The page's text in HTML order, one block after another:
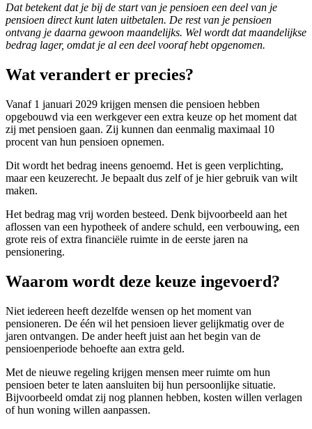
Dat betekent dat je bij de start van je pensioen een deel van je
pensioen direct kunt laten uitbetalen. De rest van je pensioen
ontvang je daarna gewoon maandelijks. Wel wordt dat maandelijkse
bedrag lager, omdat je al een deel vooraf hebt opgenomen.
Wat verandert er precies?
Vanaf 1 januari 2029 krijgen mensen die pensioen hebben
opgebouwd via een werkgever een extra keuze op het moment dat
zij met pensioen gaan. Zij kunnen dan eenmalig maximaal 10
procent van hun pensioen opnemen.
Dit wordt het bedrag ineens genoemd. Het is geen verplichting,
maar een keuzerecht. Je bepaalt dus zelf of je hier gebruik van wilt
maken.
Het bedrag mag vrij worden besteed. Denk bijvoorbeeld aan het
aflossen van een hypotheek of andere schuld, een verbouwing, een
grote reis of extra financiële ruimte in de eerste jaren na
pensionering.
Waarom wordt deze keuze ingevoerd?
Niet iedereen heeft dezelfde wensen op het moment van
pensioneren. De één wil het pensioen liever gelijkmatig over de
jaren ontvangen. De ander heeft juist aan het begin van de
pensioenperiode behoefte aan extra geld.
Met de nieuwe regeling krijgen mensen meer ruimte om hun
pensioen beter te laten aansluiten bij hun persoonlijke situatie.
Bijvoorbeeld omdat zij nog plannen hebben, kosten willen verlagen
of hun woning willen aanpassen.